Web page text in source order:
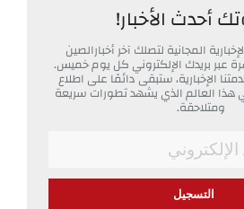
أحدث الأخبار!
المجانية لتصلك آخر أخبارالصين
عبر بريدك الإلكتروني كل يوم خميس.
الإخبارية، ستبقى دائمًا على اطلاع
العالم الذي يشهد تطورات سريعة
ومتلاحقة.